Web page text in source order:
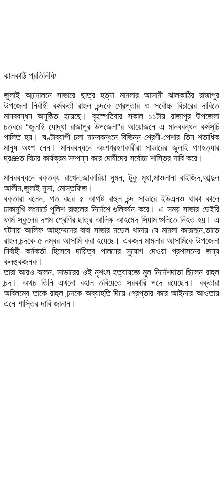
ঝালকাঠি প্রতিনিধিঃ
জুলাই আন্দোলনে সাভারে ছাত্র হত্যা মামলার আসামী ঝালকাঠির রাজাপুর
উপজেলা নির্বাহী কর্মকর্তা রাহুল চন্দকে গ্রেপ্তার ও সর্বোচ্চ বিচারের দাবিতে
মানববন্ধন অনুষ্ঠিত হয়েছে। বৃহস্পতিবার সকাল ১১টায় রাজাপুর উপজেলা
চত্বরে “জুলাই যোদ্ধা রাজাপুর উপজেলা”র আয়োজনে এ মানববন্ধন কর্মসূচি
পালিত হয়। ঘণ্টাব্যাপী চলা মানববন্ধনে বিভিন্ন শ্রেণী-পেশার তিন শতাধিক
মানুষ অংশ নেন। মানববন্ধনে অংশগ্রহণকারীরা সাভারের জুলাই গণহত্যার
দ্রæত বিচার কার্যক্রম সম্পন্ন করে দোষীদের সর্বোচ্চ শাস্তির দাবি করে।
মানববন্ধনে বক্তব্য রাখেন,জাকারিয়া সুমন, টুকু মৃধা,মাওলানা বাইজিদ,আব্দুল
আলীম,জুলাই মুসা, মোস্তফিজ।
বক্তারা বলেন, গত বছর ৫ আগষ্ট রাহুল চন্দ সাভারে ইউএনও থাকা কালে
ঢাকামুখি লংমার্চে পুলিশ রাহুলের নির্দেশে গুলিবর্ষন করে। এ সময় সাভার ডেইরি
ফার্ম স্কুলের দশম শ্রেণির ছাত্র আলিফ আহমেদ সিয়াম গুলিতে নিহত হয়। এ
ঘটনায় আলিফ আহম্মেদের বাবা সাভার মডেল থানায় যে মামলা করেছেন,তাতে
রাহুল চন্দকে ৫ নম্বর আসামি করা হয়েছে। একজন মামলার আসামিকে উপজেলা
নির্বাহী কর্মকর্তা হিসেবে দায়িত্ব পালনের সুযোগ দেওয়া প্রশাসনের জন্য
কলঙ্কজনক।
তারা আরও বলেন, সাভারের ওই নৃশংস হত্যাযজ্ঞে মূল নির্দেশদাতা ছিলেন রাহুল
চন্দ। অথচ তিনি এখনো বহাল তবিয়েতে সরকারি পদে রয়েছেন। বক্তারা
অবিলম্বে তাকে রাহুল চন্দকে অব্যাহতি দিয়ে গ্রেপ্তার করে আইনরে আওতায়
এনে শাস্তির দাবি জানান।